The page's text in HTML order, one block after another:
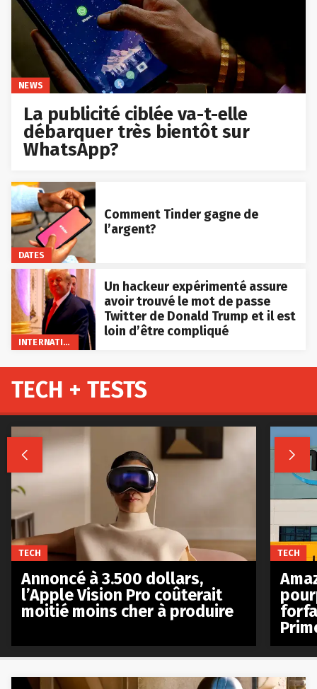
NEWS
La publicité ciblée va-t-elle
débarquer très bientôt sur
WhatsApp?
DATES
Comment Tinder gagne de
l’argent?
INTERNATIONAL
Un hackeur expérimenté assure
avoir trouvé le mot de passe
Twitter de Donald Trump et il est
loin d’être compliqué
TECH + TESTS
 
TECH
Annoncé à 3.500 dollars,
l’Apple Vision Pro coûterait
moitié moins cher à produire
TECH